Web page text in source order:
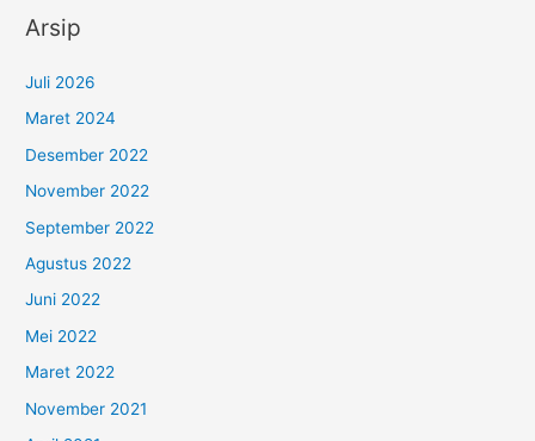
Arsip
Juli 2026
Maret 2024
Desember 2022
November 2022
September 2022
Agustus 2022
Juni 2022
Mei 2022
Maret 2022
November 2021